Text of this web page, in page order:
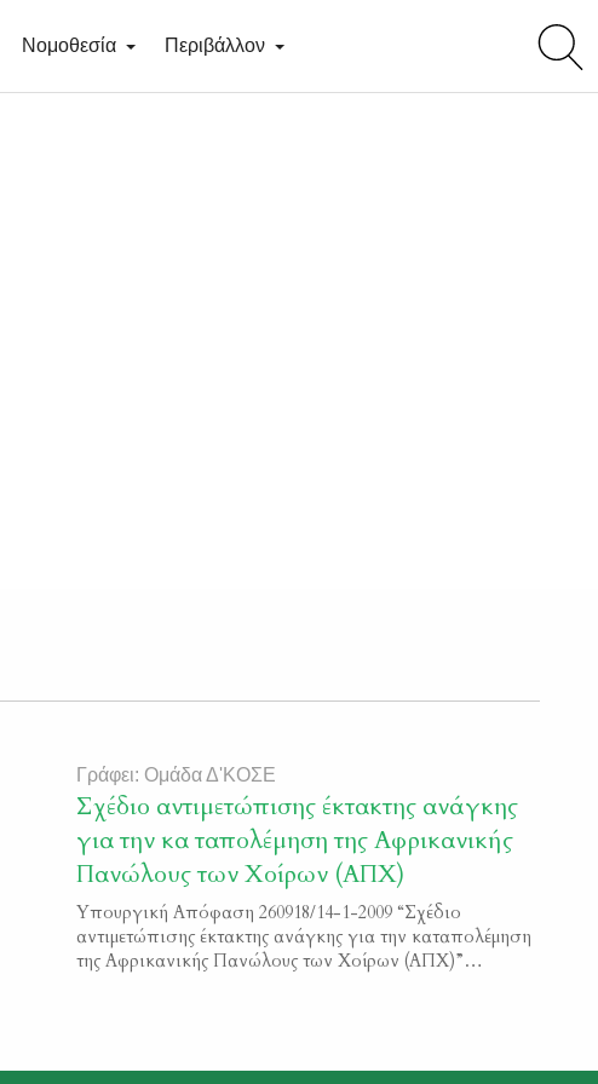
search
Νομοθεσία Περιβάλλον
Γράφει: Ομάδα Δ'ΚΟΣΕ
Σχέδιο αντιμετώπισης έκτακτης ανάγκης
για την κα ταπολέμηση της Αφρικανικής
Πανώλους των Χοίρων (ΑΠΧ)
Υπουργική Απόφαση 260918/14-1-2009 “Σχέδιο
αντιμετώπισης έκτακτης ανάγκης για την καταπολέμηση
της Αφρικανικής Πανώλους των Χοίρων (ΑΠΧ)”